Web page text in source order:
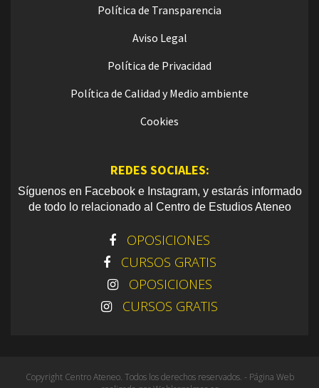
Política de Transparencia
Aviso Legal
Política de Privacidad
Política de Calidad y Medio ambiente
Cookies
REDES SOCIALES:
Síguenos en Facebook e Instagram, y estarás informado
de todo lo relacionado al Centro de Estudios Ateneo
OPOSICIONES
CURSOS GRATIS
OPOSICIONES
CURSOS GRATIS
Copyright Centro Ateneo. Todos los derechos reservados. - Página Web